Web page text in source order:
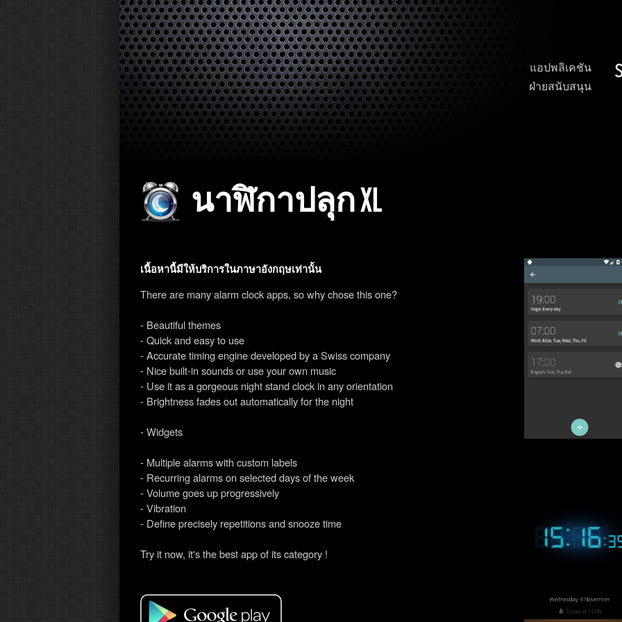
แอปพลิเคชัน
ฝ่ายสนับสนุน
นาฬิกาปลุก XL
เนื้อหานี้มีให้บริการในภาษาอังกฤษเท่านั้น
There are many alarm clock apps, so why chose this one?
- Beautiful themes
- Quick and easy to use
- Accurate timing engine developed by a Swiss company
- Nice built-in sounds or use your own music
- Use it as a gorgeous night stand clock in any orientation
- Brightness fades out automatically for the night
- Widgets
- Multiple alarms with custom labels
- Recurring alarms on selected days of the week
- Volume goes up progressively
- Vibration
- Define precisely repetitions and snooze time
Try it now, it's the best app of its category !